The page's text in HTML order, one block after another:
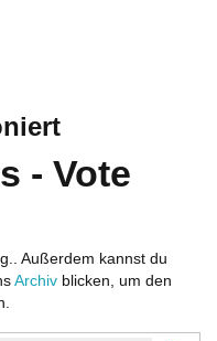
- Vote
Außerdem kannst du
Archiv blicken, um den